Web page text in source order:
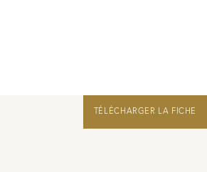
TÉLÉCHARGER LA FICHE